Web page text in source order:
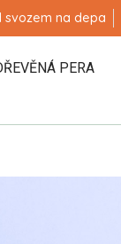
na depa
PERA